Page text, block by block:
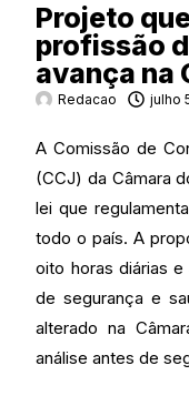
Projeto
profissão
avança na
Redacao julho
A Comissão de
(CCJ) da Câmara
lei que
todo o país. A
oito horas diárias
de segurança e
alterado na
análise antes de